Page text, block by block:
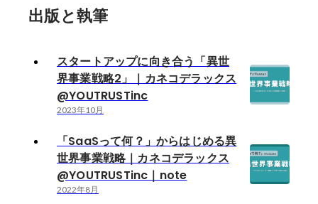
出版と執筆
スタートアップに向き合う「異世
界事業戦略2」｜カネコデラックス
@YOUTRUSTinc
2023年10月
「SaaSって何？」からはじめる異
世界事業戦略｜カネコデラックス
@YOUTRUSTinc｜note
2022年8月